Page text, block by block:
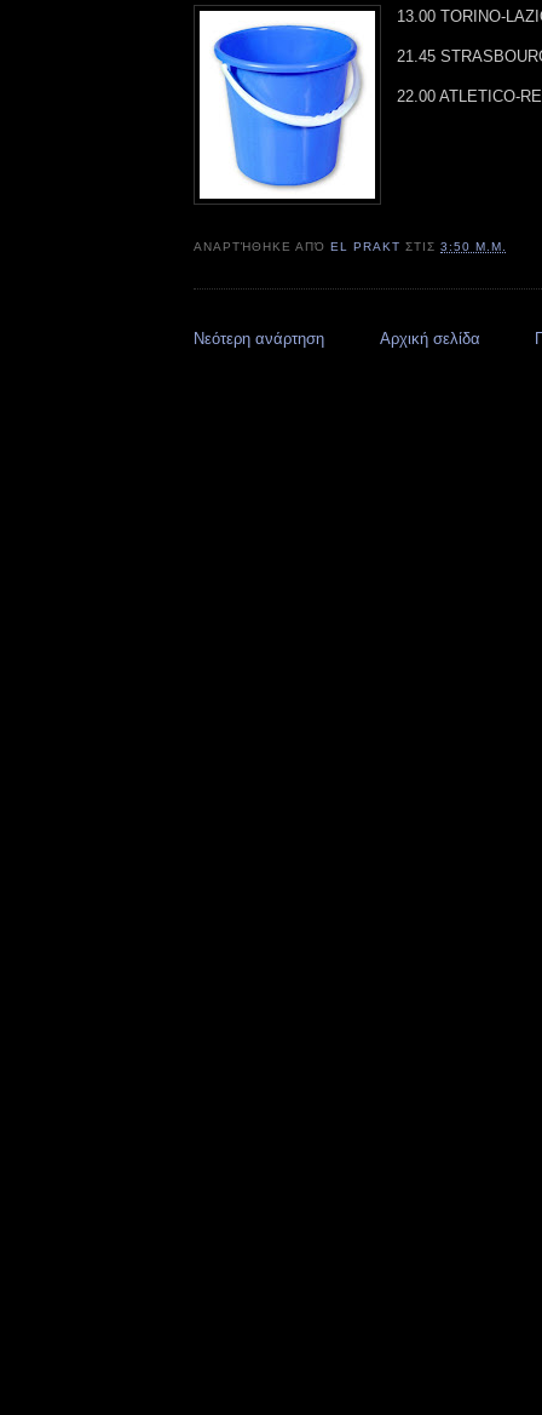
13.00 TORINO-
21.45
22.00 ATLETICO-
ΑΝΑΡΤΉΘΗΚΕ ΑΠΌEL PRAKT ΣΤΙΣ3:50 Μ.Μ.
Νεότερη ανάρτηση Αρχική σελίδα